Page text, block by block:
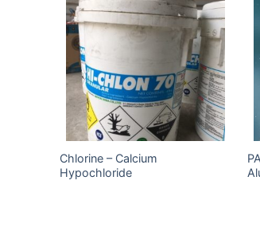
Add to
wishlist
Chlorine – Calcium
Hypochloride